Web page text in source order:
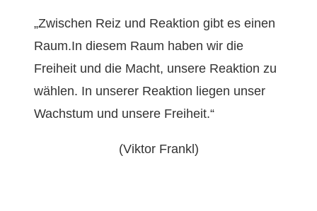
„Zwischen Reiz und Reaktion gibt es einen
Raum.In diesem Raum haben wir die
Freiheit und die Macht, unsere Reaktion zu
wählen. In unserer Reaktion liegen unser
Wachstum und unsere Freiheit.“
(Viktor Frankl)